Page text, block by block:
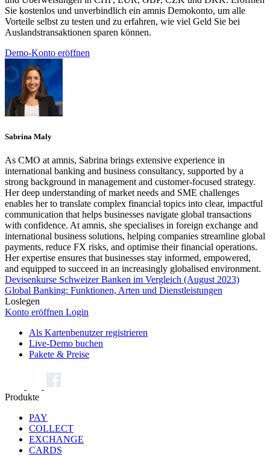
Sie kostenlos und unverbindlich ein amnis Demokonto, um alle
Vorteile selbst zu testen und zu erfahren, wie viel Geld Sie bei
Auslandstransaktionen sparen können.
Demo-Konto eröffnen
Sabrina Maly
As CMO at amnis, Sabrina brings extensive experience in
international banking and business consultancy, supported by a
strong background in management and customer-focused strategy.
Her deep understanding of market needs and SME challenges
enables her to translate complex financial topics into clear, impactful
communication that helps businesses navigate global transactions
with confidence. At amnis, she specialises in foreign exchange and
international business solutions, helping companies streamline global
payments, reduce FX risks, and optimise their financial operations.
Her expertise ensures that businesses stay informed, empowered,
and equipped to succeed in an increasingly globalised environment.
Devisenkurse Schweizer Banken im Vergleich (August 2023)
Global Banking: Funktionen, Arten und Dienstleistungen
Loslegen
Konto eröffnen Login
Als Kartenbenutzer registrieren
Live-Demo buchen
Pakete & Preise
Produkte
PAY
COLLECT
EXCHANGE
CARDS